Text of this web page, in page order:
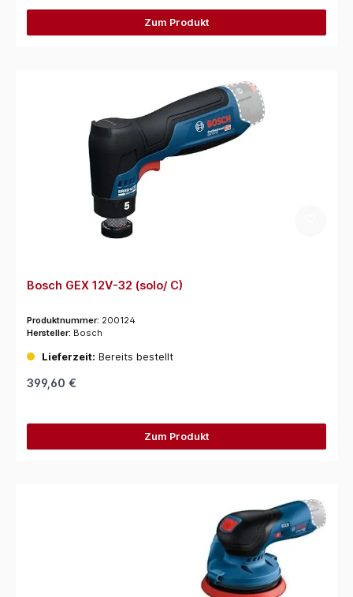
Zum Produkt
Bosch GEX 12V-32 (solo/ C)
Produktnummer: 200124
Hersteller: Bosch
Lieferzeit: Bereits bestellt
399,60 €
Zum Produkt